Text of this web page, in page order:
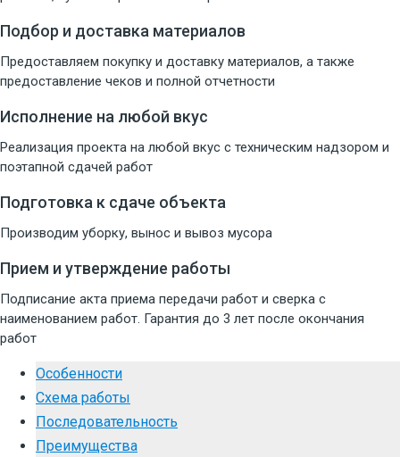
Подбор и доставка материалов
Предоставляем покупку и доставку материалов, а также
предоставление чеков и полной отчетности
Исполнение на любой вкус
Реализация проекта на любой вкус с техническим надзором и
поэтапной сдачей работ
Подготовка к сдаче объекта
Производим уборку, вынос и вывоз мусора
Прием и утверждение работы
Подписание акта приема передачи работ и сверка с
наименованием работ. Гарантия до 3 лет после окончания
работ
Особенности
Схема работы
Последовательность
Преимущества